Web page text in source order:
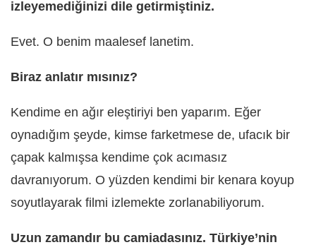
izleyemediğinizi dile getirmiştiniz.
Evet. O benim maalesef lanetim.
Biraz anlatır mısınız?
Kendime en ağır eleştiriyi ben yaparım. Eğer
oynadığım şeyde, kimse farketmese de, ufacık bir
çapak kalmışsa kendime çok acımasız
davranıyorum. O yüzden kendimi bir kenara koyup
soyutlayarak filmi izlemekte zorlanabiliyorum.
Uzun zamandır bu camiadasınız. Türkiye’nin